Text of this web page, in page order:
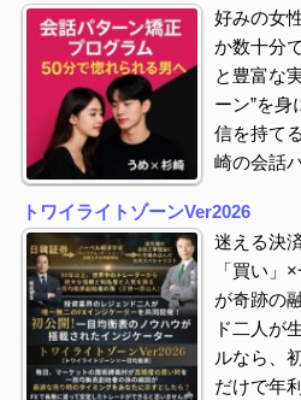
好みの女
か数十分
と豊富な
ーン”を身
信を持て
崎の会話
トワイライトゾーンVer2026
迷える決
「買い」
が奇跡の
ド二人が
ルなら、
だけで年